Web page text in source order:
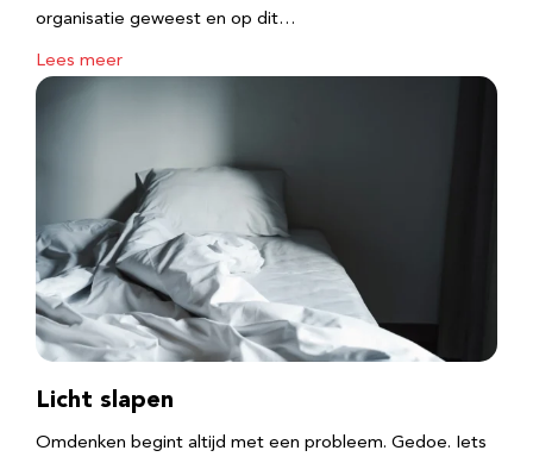
organisatie geweest en op dit…
Lees meer
Licht slapen
Omdenken begint altijd met een probleem. Gedoe. Iets